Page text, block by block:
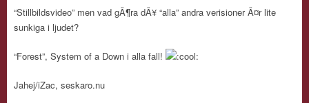
“Stillbildsvideo” men vad gÃ¶ra dÃ¥ “alla” andra verisioner Ã¤r lite
sunkiga i ljudet?
“Forest”, System of a Down i alla fall!
Jahej/iZac, seskaro.nu